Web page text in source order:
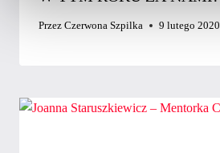
Przez Czerwona Szpilka 9 lutego 2020